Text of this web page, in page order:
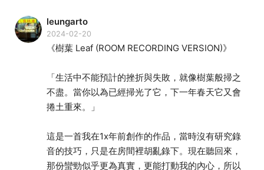
leungarto
2024-02-20
《樹葉 Leaf (ROOM RECORDING VERSION)》
「生活中不能預計的挫折與失敗，就像樹葉般掃之
不盡。當你以為已經掃光了它，下一年春天它又會
捲土重來。」
這是一首我在1x年前創作的作品，當時沒有研究錄
音的技巧，只是在房間裡胡亂錄下。現在聽回來，
那份蠻勁似乎更為真實，更能打動我的內心，所以